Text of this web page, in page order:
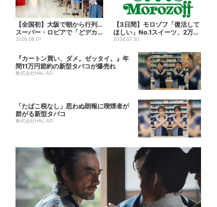
【全国初】大阪で朝から行列…
スーパー・ロピアで「どデカ
抽選会」、開始30分で“1...
2026.08.01
【3日間】モロゾフ「復活して
ほしい」No.1スイーツ、2万3
865票から選ばれた...
2026.07.30
『カートン買い、ダメ。ゼッタイ。』年
間11万円節約の新型タバコが爆売れ
株式会社HAL AD
「たばこ税なし」思わぬ朗報に喫煙者が
群がる新型タバコ
株式会社HAL AD